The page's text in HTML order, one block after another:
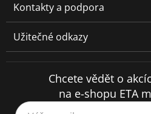
Kontakty a podpora
Užitečné odkazy
Chcete vědět o
na e-shopu ETA
Váš e-mail